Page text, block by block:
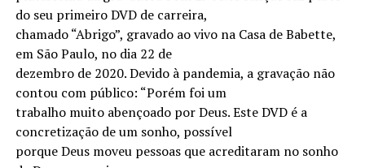
do seu primeiro DVD de carreira,
chamado “Abrigo”, gravado ao vivo na Casa de Babette,
em São Paulo, no dia 22 de
dezembro de 2020. Devido à pandemia, a gravação não
contou com público: “Porém foi um
trabalho muito abençoado por Deus. Este DVD é a
concretização de um sonho, possível
porque Deus moveu pessoas que acreditaram no sonho